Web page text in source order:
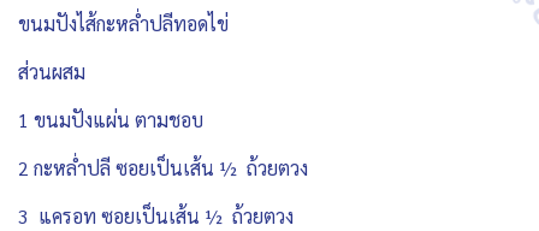
ขนมปังไส้กะหล่ำปลีทอดไข่
ส่วนผสม
1 ขนมปังแผ่น ตามชอบ
2 กะหล่ำปลี ซอยเป็นเส้น ½ ถ้วยตวง
3 แครอท ซอยเป็นเส้น ½ ถ้วยตวง